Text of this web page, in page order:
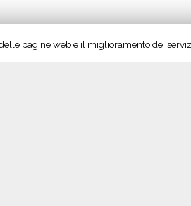
pagine web e il miglioramento dei